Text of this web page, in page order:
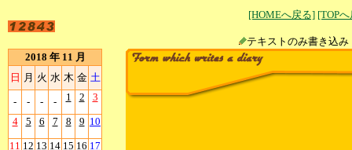
[HOMEへ戻る] [TOP
テキストのみ書
2018 年 11 月
日 月 火 水 木 金 土
- - - - 1 2 3
4 5 6 7 8 9 10
11 12 13 14 15 16 17